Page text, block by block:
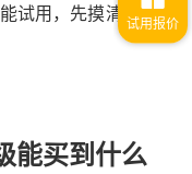
试用，先摸清真实需
能买到什么